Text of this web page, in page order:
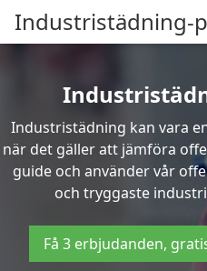
Industristädning-
Industristädning kan vara
när det gäller att jämföra
guide och använder vår
och tryggaste
Få 3 erbjudanden,